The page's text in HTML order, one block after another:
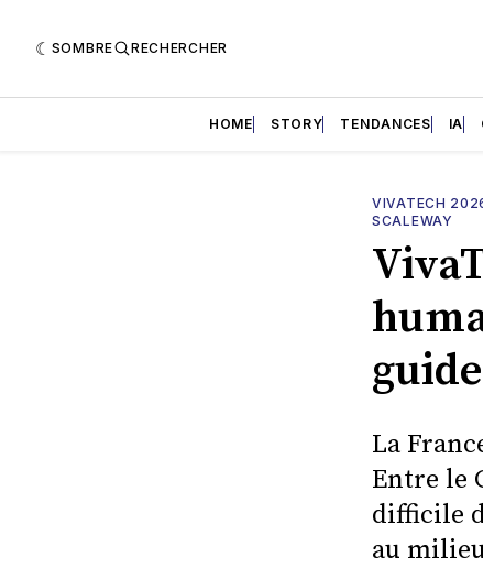
SOMBRE RECHERCHER
HOME STORY TENDANCES IA
VIVATECH
SCALEWAY
La
Entre le
difficile
au